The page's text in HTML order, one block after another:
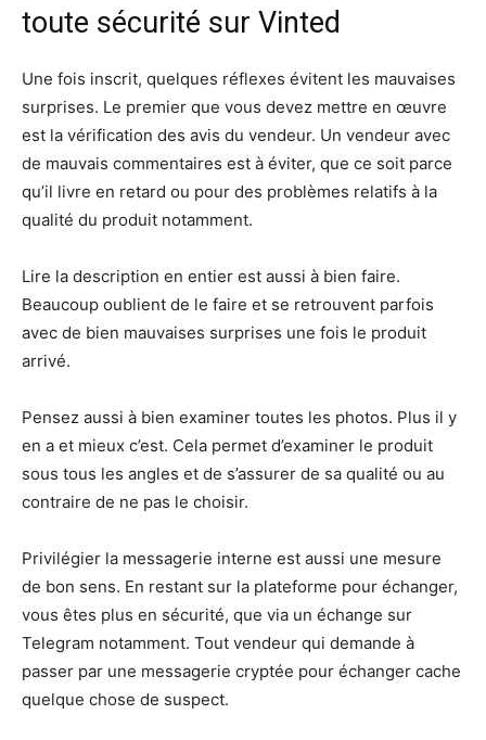
toute sécurité sur Vinted
Une fois inscrit, quelques réflexes évitent les mauvaises
surprises. Le premier que vous devez mettre en œuvre
est la vérification des avis du vendeur. Un vendeur avec
de mauvais commentaires est à éviter, que ce soit parce
qu’il livre en retard ou pour des problèmes relatifs à la
qualité du produit notamment.
Lire la description en entier est aussi à bien faire.
Beaucoup oublient de le faire et se retrouvent parfois
avec de bien mauvaises surprises une fois le produit
arrivé.
Pensez aussi à bien examiner toutes les photos. Plus il y
en a et mieux c’est. Cela permet d’examiner le produit
sous tous les angles et de s’assurer de sa qualité ou au
contraire de ne pas le choisir.
Privilégier la messagerie interne est aussi une mesure
de bon sens. En restant sur la plateforme pour échanger,
vous êtes plus en sécurité, que via un échange sur
Telegram notamment. Tout vendeur qui demande à
passer par une messagerie cryptée pour échanger cache
quelque chose de suspect.